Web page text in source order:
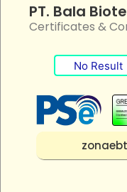
PT. Bala
Certificates &
No Result